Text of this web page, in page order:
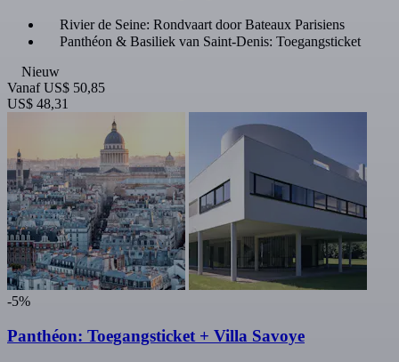
Rivier de Seine: Rondvaart door Bateaux Parisiens
Panthéon & Basiliek van Saint-Denis: Toegangsticket
Nieuw
Vanaf US$ 50,85
US$ 48,31
-5%
Panthéon: Toegangsticket + Villa Savoye